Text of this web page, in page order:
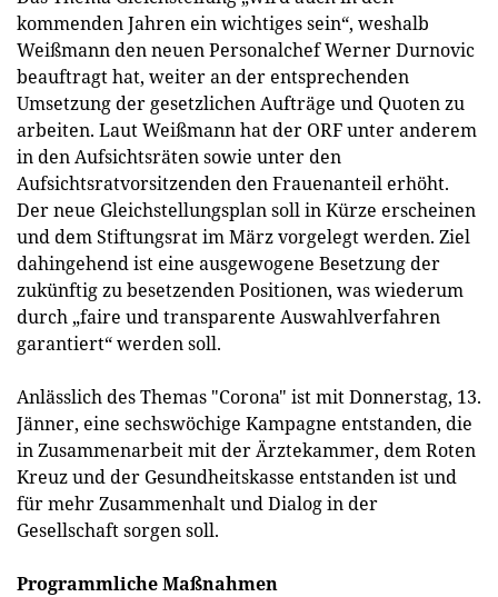
kommenden Jahren ein wichtiges sein“, weshalb
Weißmann den neuen Personalchef Werner Durnovic
beauftragt hat, weiter an der entsprechenden
Umsetzung der gesetzlichen Aufträge und Quoten zu
arbeiten. Laut Weißmann hat der ORF unter anderem
in den Aufsichtsräten sowie unter den
Aufsichtsratvorsitzenden den Frauenanteil erhöht.
Der neue Gleichstellungsplan soll in Kürze erscheinen
und dem Stiftungsrat im März vorgelegt werden. Ziel
dahingehend ist eine ausgewogene Besetzung der
zukünftig zu besetzenden Positionen, was wiederum
durch „faire und transparente Auswahlverfahren
garantiert“ werden soll.
Anlässlich des Themas "Corona" ist mit Donnerstag, 13.
Jänner, eine sechswöchige Kampagne entstanden, die
in Zusammenarbeit mit der Ärztekammer, dem Roten
Kreuz und der Gesundheitskasse entstanden ist und
für mehr Zusammenhalt und Dialog in der
Gesellschaft sorgen soll.
Programmliche Maßnahmen